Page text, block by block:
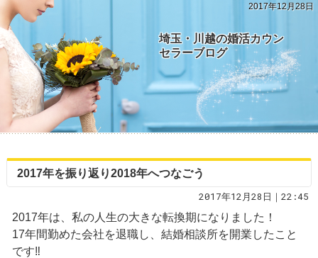
2017年12月28日
埼玉・川越の婚活カウン
セラーブログ
2017年を振り返り2018年へつなごう
2017年12月28日｜22:45
2017年は、私の人生の大きな転換期になりました！
17年間勤めた会社を退職し、結婚相談所を開業したこと
です‼️